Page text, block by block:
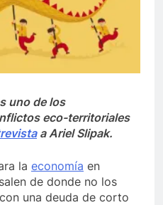
uno de los
eco-territoriales
a Ariel Slipak.
la economía en
de donde no los
una deuda de corto